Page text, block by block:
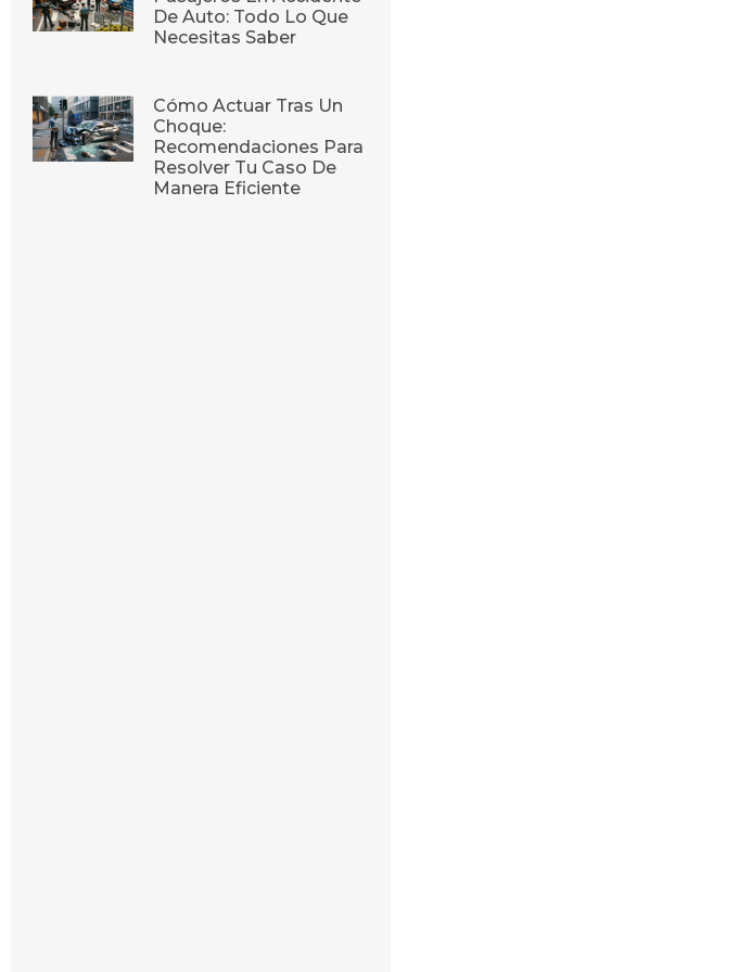
De Auto: Todo Lo Que
Necesitas Saber
Cómo Actuar Tras Un
Choque:
Recomendaciones Para
Resolver Tu Caso De
Manera Eficiente